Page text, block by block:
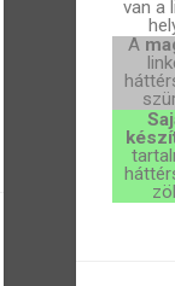
van a
A